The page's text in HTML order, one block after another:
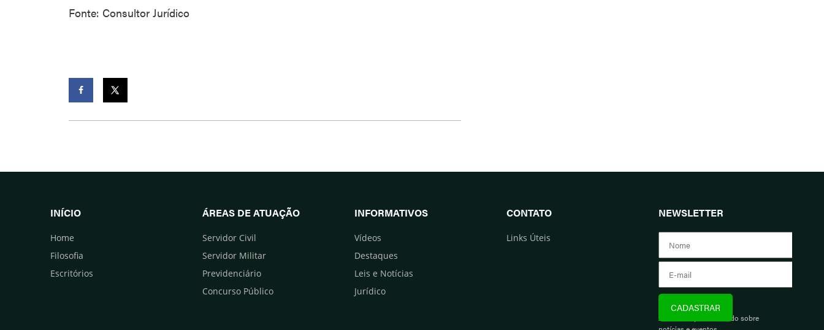
Fonte: Consultor Jurídico
INÍCIO
Home
Filosofia
Escritórios
ÁREAS DE ATUAÇÃO
Servidor Civil
Servidor Militar
Previdenciário
Concurso Público
INFORMATIVOS
Vídeos
Destaques
Leis e Notícias
Jurídico
CONTATO
Links Úteis
NEWSLETTER
Assine e fique informado sobre